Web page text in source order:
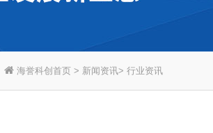
海誉科创首页 > 新闻资讯> 行业资讯